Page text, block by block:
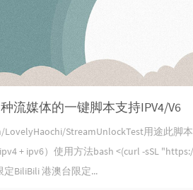
流媒体的一键脚本支持IPV4/V6
StreamUnlockTest用途此脚
+ ipv6）使用方法bash <(curl -sSL
BiliBili 港澳台限定...